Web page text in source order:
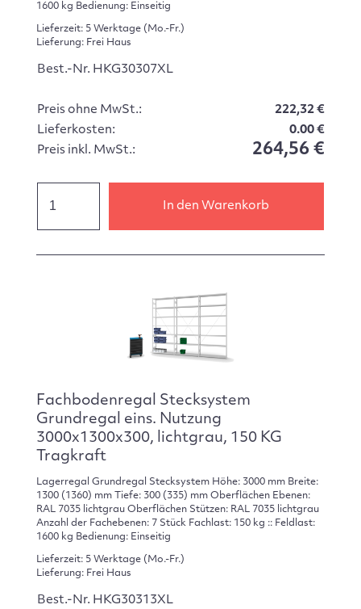
1600 kg Bedienung: Einseitig
Lieferzeit: 5 Werktage (Mo.-Fr.)
Lieferung: Frei Haus
Best.-Nr. HKG30307XL
Preis ohne MwSt.:
222,32 €
Lieferkosten:
0.00 €
Preis inkl. MwSt.:
264,56 €
In den Warenkorb
Fachbodenregal Stecksystem
Grundregal eins. Nutzung
3000x1300x300, lichtgrau, 150 KG
Tragkraft
Lagerregal Grundregal Stecksystem Höhe: 3000 mm Breite:
1300 (1360) mm Tiefe: 300 (335) mm Oberflächen Ebenen:
RAL 7035 lichtgrau Oberflächen Stützen: RAL 7035 lichtgrau
Anzahl der Fachebenen: 7 Stück Fachlast: 150 kg :: Feldlast:
1600 kg Bedienung: Einseitig
Lieferzeit: 5 Werktage (Mo.-Fr.)
Lieferung: Frei Haus
Best.-Nr. HKG30313XL